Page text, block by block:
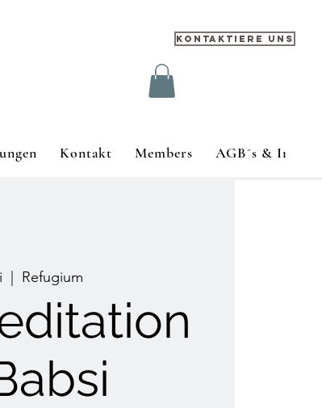
Kontaktiere uns
Kontakt Members AGB´s &
  |
Refugium